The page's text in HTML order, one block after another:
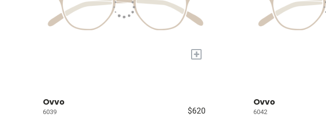
+
Ovvo
6039 $620
Ovvo
6042